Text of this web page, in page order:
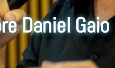
Daniel Gaio